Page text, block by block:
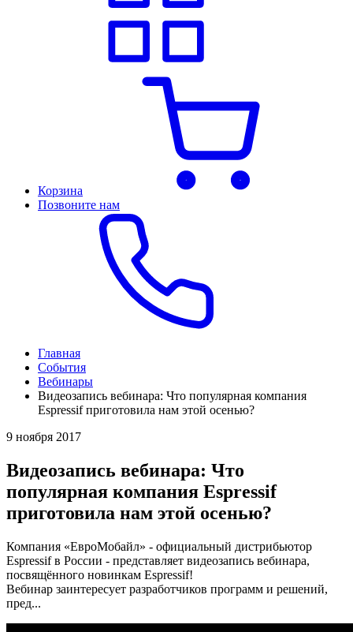
Корзина
Позвоните нам
Главная
События
Вебинары
Видеозапись вебинара: Что популярная компания
Espressif приготовила нам этой осенью?
9 ноября 2017
Видеозапись вебинара: Что
популярная компания Espressif
приготовила нам этой осенью?
Компания «ЕвроМобайл» - официальный дистрибьютор
Espressif в России - представляет видеозапись вебинара,
посвящённого новинкам Espressif!
Вебинар заинтересует разработчиков программ и решений,
пред...